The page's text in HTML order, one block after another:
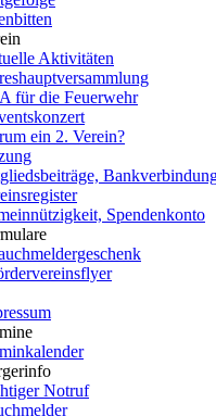
Aktivitäten
für die Feuerwehr
ein 2. Verein?
Spendenkonto
Notruf